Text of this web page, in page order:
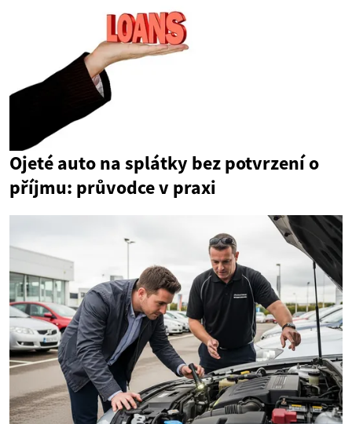
Ojeté auto na splátky bez potvrzení o
příjmu: průvodce v praxi